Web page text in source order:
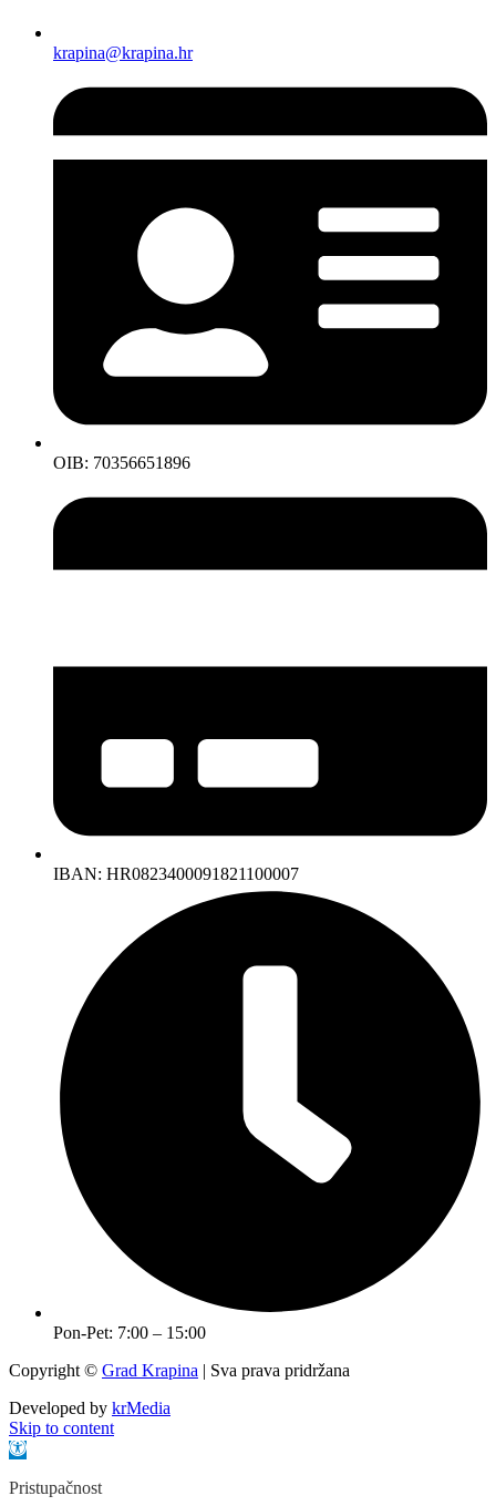
krapina@krapina.hr
OIB: 70356651896
IBAN: HR0823400091821100007
Pon-Pet: 7:00 – 15:00
Copyright © Grad Krapina | Sva prava pridržana
Developed by krMedia
Skip to content
Open toolbar
Pristupačnost